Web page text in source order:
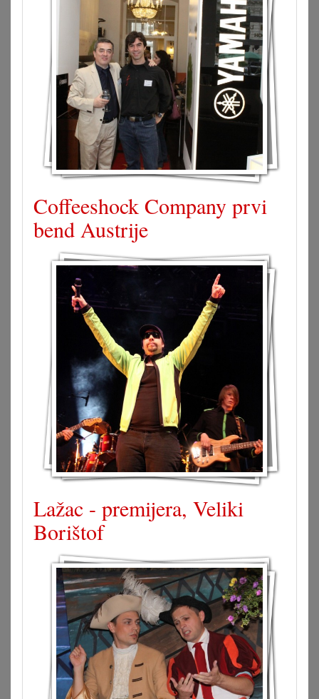
Coffeeshock Company prvi
bend Austrije
Lažac - premijera, Veliki
Borištof